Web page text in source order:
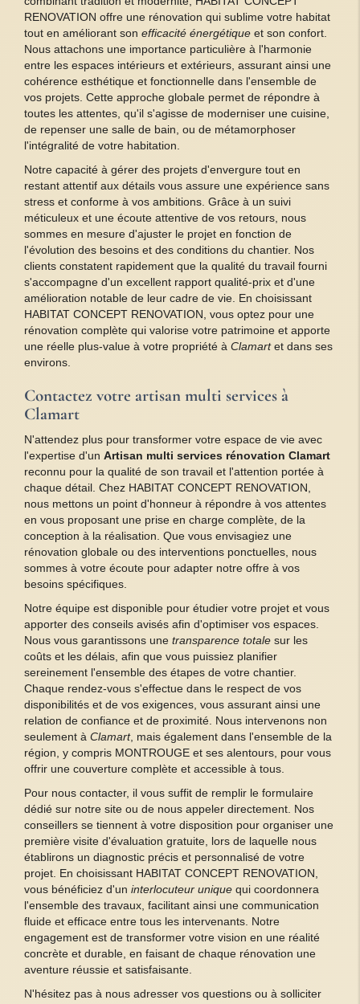
RENOVATION offre une rénovation qui sublime votre habitat
tout en améliorant son efficacité énergétique et son confort.
Nous attachons une importance particulière à l'harmonie
entre les espaces intérieurs et extérieurs, assurant ainsi une
cohérence esthétique et fonctionnelle dans l'ensemble de
vos projets. Cette approche globale permet de répondre à
toutes les attentes, qu'il s'agisse de moderniser une cuisine,
de repenser une salle de bain, ou de métamorphoser
l'intégralité de votre habitation.
Notre capacité à gérer des projets d'envergure tout en
restant attentif aux détails vous assure une expérience sans
stress et conforme à vos ambitions. Grâce à un suivi
méticuleux et une écoute attentive de vos retours, nous
sommes en mesure d'ajuster le projet en fonction de
l'évolution des besoins et des conditions du chantier. Nos
clients constatent rapidement que la qualité du travail fourni
s'accompagne d'un excellent rapport qualité-prix et d'une
amélioration notable de leur cadre de vie. En choisissant
HABITAT CONCEPT RENOVATION, vous optez pour une
rénovation complète qui valorise votre patrimoine et apporte
une réelle plus-value à votre propriété à Clamartet dans ses
environs.
Contactez votre artisan multi services à
Clamart
N'attendez plus pour transformer votre espace de vie avec
l'expertise d'un Artisan multi services rénovation Clamart
reconnu pour la qualité de son travail et l'attention portée à
chaque détail. Chez HABITAT CONCEPT RENOVATION,
nous mettons un point d'honneur à répondre à vos attentes
en vous proposant une prise en charge complète, de la
conception à la réalisation. Que vous envisagiez une
rénovation globale ou des interventions ponctuelles, nous
sommes à votre écoute pour adapter notre offre à vos
besoins spécifiques.
Notre équipe est disponible pour étudier votre projet et vous
apporter des conseils avisés afin d'optimiser vos espaces.
Nous vous garantissons une transparence totale sur les
coûts et les délais, afin que vous puissiez planifier
sereinement l'ensemble des étapes de votre chantier.
Chaque rendez-vous s'effectue dans le respect de vos
disponibilités et de vos exigences, vous assurant ainsi une
relation de confiance et de proximité. Nous intervenons non
seulement à Clamart, mais également dans l'ensemble de la
région, y compris MONTROUGE et ses alentours, pour vous
offrir une couverture complète et accessible à tous.
Pour nous contacter, il vous suffit de remplir le formulaire
dédié sur notre site ou de nous appeler directement. Nos
conseillers se tiennent à votre disposition pour organiser une
première visite d'évaluation gratuite, lors de laquelle nous
établirons un diagnostic précis et personnalisé de votre
projet. En choisissant HABITAT CONCEPT RENOVATION,
vous bénéficiez d'un interlocuteur unique qui coordonnera
l'ensemble des travaux, facilitant ainsi une communication
fluide et efficace entre tous les intervenants. Notre
engagement est de transformer votre vision en une réalité
concrète et durable, en faisant de chaque rénovation une
aventure réussie et satisfaisante.
N'hésitez pas à nous adresser vos questions ou à solliciter